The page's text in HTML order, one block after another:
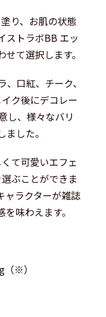
り、お肌の状態
ストラボBB エッ
て選択します。
口紅、チーク、
ク後にデコレー
し、様々なバリ
した。
て可愛いエフェ
ぶことができま
ャラクターが雑誌
味わえます。
※）